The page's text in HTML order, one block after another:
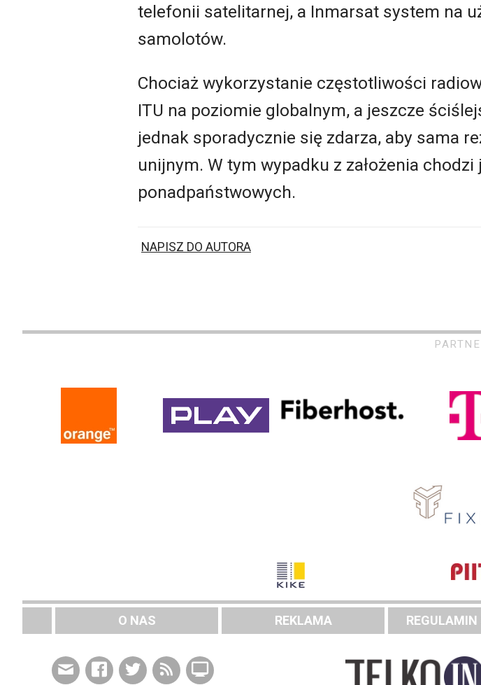
telefonii satelitarnej, a Inmarsat system na
samolotów.
Chociaż wykorzystanie częstotliwości
ITU na poziomie globalnym, a jeszcze
jednak sporadycznie się zdarza, aby sama
unijnym. W tym wypadku z założenia
ponadpaństwowych.
NAPISZ DO AUTORA
O NAS REKLAMA REGULAMIN